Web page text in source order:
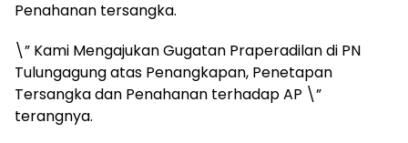
Penahanan tersangka.
\” Kami Mengajukan Gugatan Praperadilan di PN
Tulungagung atas Penangkapan, Penetapan
Tersangka dan Penahanan terhadap AP \”
terangnya.